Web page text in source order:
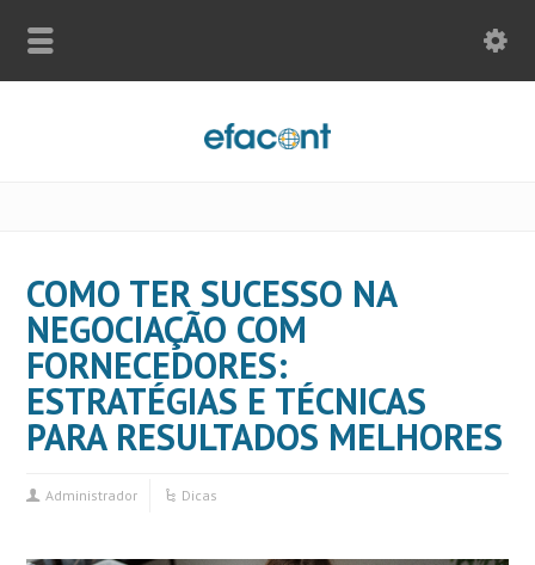
COMO TER SUCESSO NA
NEGOCIAÇÃO COM
FORNECEDORES:
ESTRATÉGIAS E TÉCNICAS
PARA RESULTADOS MELHORES
Administrador Dicas